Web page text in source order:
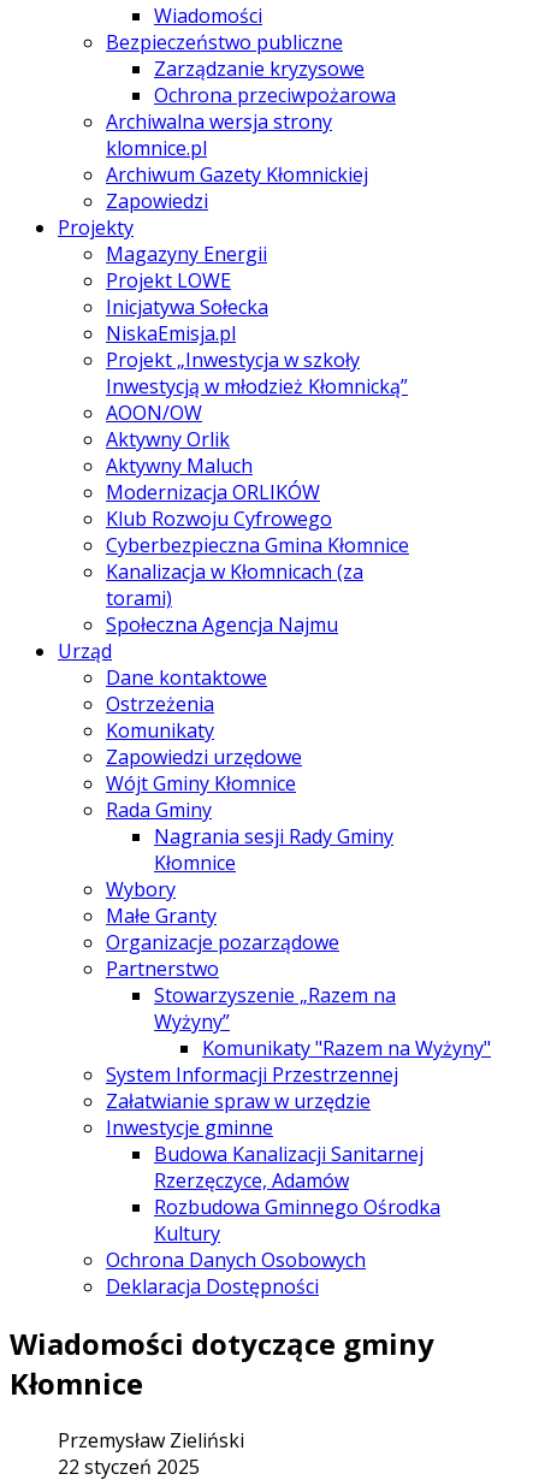
Wiadomości
Bezpieczeństwo publiczne
Zarządzanie kryzysowe
Ochrona przeciwpożarowa
Archiwalna wersja strony
klomnice.pl
Archiwum Gazety Kłomnickiej
Zapowiedzi
Projekty
Magazyny Energii
Projekt LOWE
Inicjatywa Sołecka
NiskaEmisja.pl
Projekt „Inwestycja w szkoły
Inwestycją w młodzież Kłomnicką”
AOON/OW
Aktywny Orlik
Aktywny Maluch
Modernizacja ORLIKÓW
Klub Rozwoju Cyfrowego
Cyberbezpieczna Gmina Kłomnice
Kanalizacja w Kłomnicach (za
torami)
Społeczna Agencja Najmu
Urząd
Dane kontaktowe
Ostrzeżenia
Komunikaty
Zapowiedzi urzędowe
Wójt Gminy Kłomnice
Rada Gminy
Nagrania sesji Rady Gminy
Kłomnice
Wybory
Małe Granty
Organizacje pozarządowe
Partnerstwo
Stowarzyszenie „Razem na
Wyżyny”
Komunikaty "Razem na Wyżyny"
System Informacji Przestrzennej
Załatwianie spraw w urzędzie
Inwestycje gminne
Budowa Kanalizacji Sanitarnej
Rzerzęczyce, Adamów
Rozbudowa Gminnego Ośrodka
Kultury
Ochrona Danych Osobowych
Deklaracja Dostępności
Wiadomości dotyczące gminy
Kłomnice
Przemysław Zieliński
22 styczeń 2025